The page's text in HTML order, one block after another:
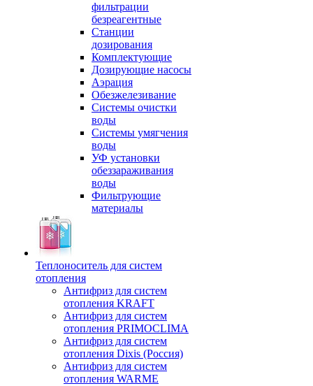
фильтрации
безреагентные
Станции
дозирования
Комплектующие
Дозирующие насосы
Аэрация
Обезжелезивание
Системы очистки
воды
Системы умягчения
воды
УФ установки
обеззараживания
воды
Фильтрующие
материалы
Теплоноситель для систем
отопления
Антифриз для систем
отопления KRAFT
Антифриз для систем
отопления PRIMOCLIMA
Антифриз для систем
отопления Dixis (Россия)
Антифриз для систем
отопления WARME